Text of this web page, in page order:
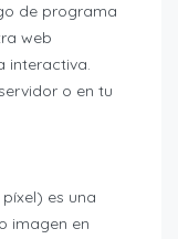
de programa
web
interactiva.
o en tu
es una
imagen en